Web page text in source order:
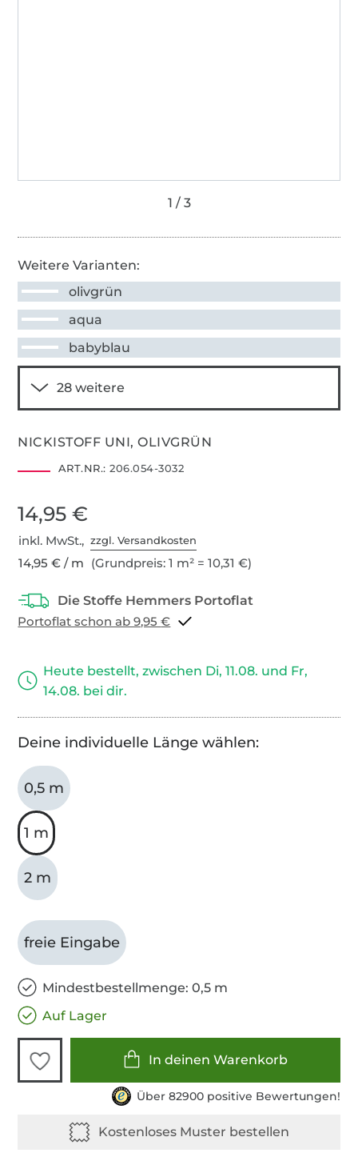
Weitere Varianten:
olivgrün
aqua
babyblau
NICKISTOFF UNI, OLIVGRÜN
ART.NR.: 206.054-3032
14,95 €
inkl. MwSt.,zzgl. Versandkosten
14,95 € / m (Grundpreis: 1 m² = 10,31 €)
Portoflat schon ab 9,95 €
Heute bestellt, zwischen Di, 11.08. und Fr,
14.08. bei dir.
Deine individuelle Länge wählen:
0,5 m
1 m
2 m
freie Eingabe
Mindestbestellmenge: 0,5 m
Auf Lager
In deinen Warenkorb
Über 82900 positive Bewertungen!